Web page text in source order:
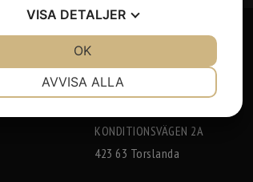
Adress
KONDITIONSVÄGEN 2A
423 63 Torslanda
VISA DETALJER
STATISTIK
AVVISA ALLA
OK